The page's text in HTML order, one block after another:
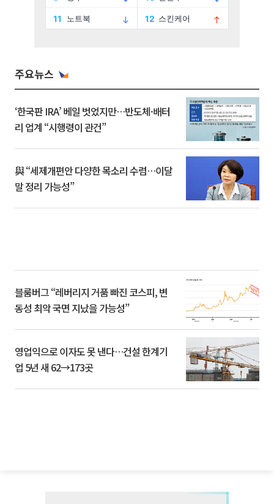
주요뉴스
‘한국판 IRA’ 베일 벗었지만…반도체·배터
리 업계 “시행령이 관건”
與 “세제개편안 다양한 목소리 수렴…이달
말 정리 가능성”
블룸버그 “레버리지 거품 빠진 코스피, 변
동성 최악 국면 지났을 가능성”
영업익으로 이자도 못 낸다…건설 한계기
업 5년 새 62→173곳